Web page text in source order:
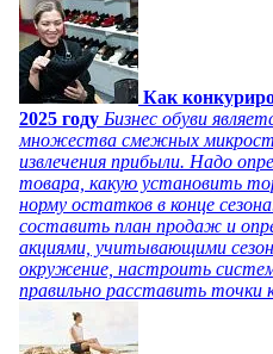
Как
2025 году Бизнес обуви
множества смежных
извлечения прибыли. Надо
товара, какую установить
норму остатков в конце
составить план продаж и
акциями, учитывающими
окружение, настроить
правильно расставить точки